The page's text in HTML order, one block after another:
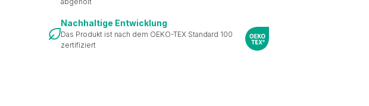
Nachhaltige Entwicklung
Das Produkt ist nach dem OEKO-TEX Standard 100
zertifiziert